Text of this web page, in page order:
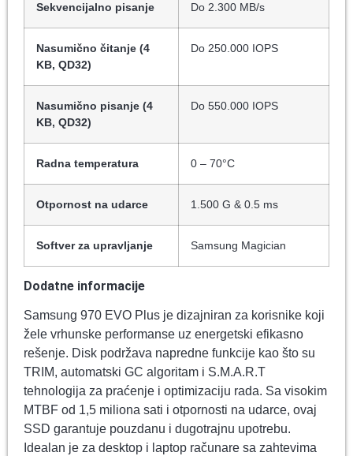
Sekvencijalno pisanje Do 2.300 MB/s
Nasumično čitanje (4
KB, QD32)
Do 250.000 IOPS
Nasumično pisanje (4
KB, QD32)
Do 550.000 IOPS
Radna temperatura 0 – 70°C
Otpornost na udarce 1.500 G & 0.5 ms
Softver za upravljanje Samsung Magician
Dodatne informacije
Samsung 970 EVO Plus je dizajniran za korisnike koji
žele vrhunske performanse uz energetski efikasno
rešenje. Disk podržava napredne funkcije kao što su
TRIM, automatski GC algoritam i S.M.A.R.T
tehnologija za praćenje i optimizaciju rada. Sa visokim
MTBF od 1,5 miliona sati i otpornosti na udarce, ovaj
SSD garantuje pouzdanu i dugotrajnu upotrebu.
Idealan je za desktop i laptop računare sa zahtevima